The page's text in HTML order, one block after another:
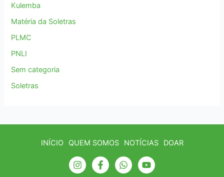
Kulemba
Matéria da Soletras
PLMC
PNLI
Sem categoria
Soletras
INÍCIO QUEM SOMOS NOTÍCIAS DOAR